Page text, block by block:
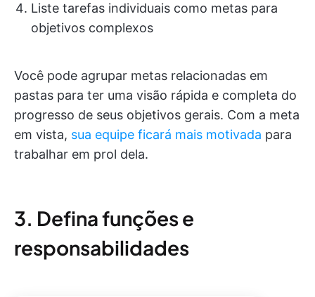
Liste tarefas individuais como metas para
objetivos complexos
Você pode agrupar metas relacionadas em
pastas para ter uma visão rápida e completa do
progresso de seus objetivos gerais. Com a meta
em vista, sua equipe ficará mais motivada para
trabalhar em prol dela.
3. Defina funções e
responsabilidades